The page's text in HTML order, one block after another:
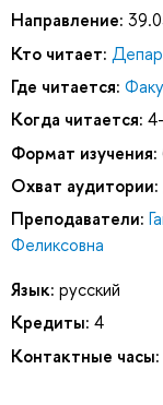
Направление:
Кто читает:
Где читается:
Когда читается:
Формат изучения:
Охват аудитории:
Преподаватели:
Феликсовна
Язык: русский
Кредиты: 4
Контактные часы: